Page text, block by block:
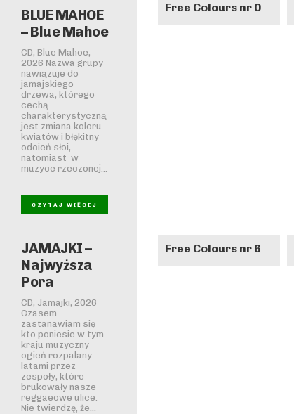
BLUE MAHOE
– Blue Mahoe
CD, Blue Mahoe,
2026 Nazwa grupy
nawiązuje do
jamajskiego
drzewa, którego
cechą
charakterystyczną
jest zmiana koloru
kwiatów i błękitny
odcień słoi,
natomiast w
muzyce rzeczonej...
CZYTAJ WIĘCEJ
JAMAJKI –
Najwyższa
Pora
CD, Jamajki, 2026
Czasem
zastanawiam się
kto poniesie w tym
kraju muzyczny
ogień rozpalany
latami przez
zespoły, które
brukowały nasze
reggaeowe ulice.
Nie twierdzę, że...
Free Colours nr 0
Free Colours nr 6